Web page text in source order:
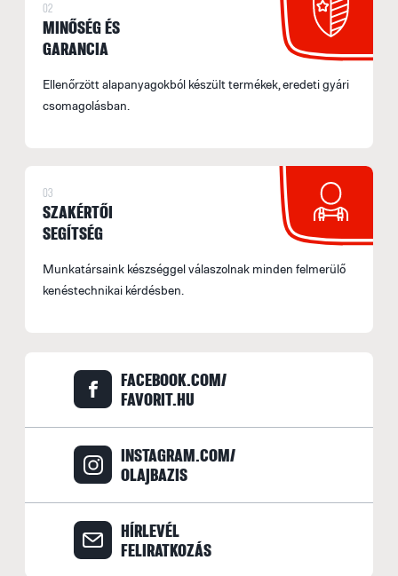
02
MINŐSÉG ÉS
GARANCIA
Ellenőrzött alapanyagokból készült termékek, eredeti gyári
csomagolásban.
03
SZAKÉRTŐI
SEGÍTSÉG
Munkatársaink készséggel válaszolnak minden felmerülő
kenéstechnikai kérdésben.
FACEBOOK.COM/
FAVORIT.HU
INSTAGRAM.COM/
OLAJBAZIS
HÍRLEVÉL
FELIRATKOZÁS